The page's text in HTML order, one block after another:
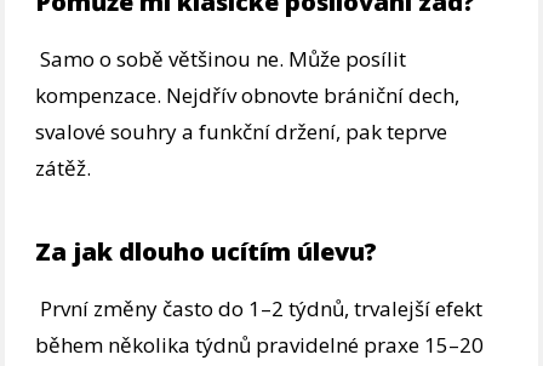
Samo o sobě většinou ne. Může posílit
kompenzace. Nejdřív obnovte brániční dech,
svalové souhry a funkční držení, pak teprve
zátěž.
Za jak dlouho ucítím úlevu?
První změny často do 1–2 týdnů, trvalejší efekt
během několika týdnů pravidelné praxe 15–20